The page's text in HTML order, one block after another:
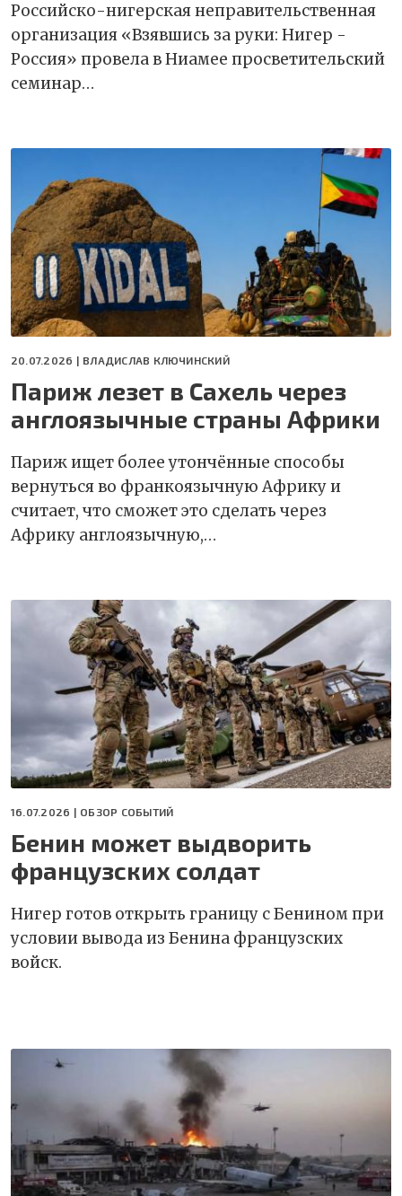
Российско-нигерская неправительственная
организация «Взявшись за руки: Нигер -
Россия» провела в Ниамее просветительский
семинар…
20.07.2026 | ВЛАДИСЛАВ КЛЮЧИНСКИЙ
Париж лезет в Сахель через
англоязычные страны Африки
Париж ищет более утончённые способы
вернуться во франкоязычную Африку и
считает, что сможет это сделать через
Африку англоязычную,…
16.07.2026 | ОБЗОР СОБЫТИЙ
Бенин может выдворить
французских солдат
Нигер готов открыть границу с Бенином при
условии вывода из Бенина французских
войск.